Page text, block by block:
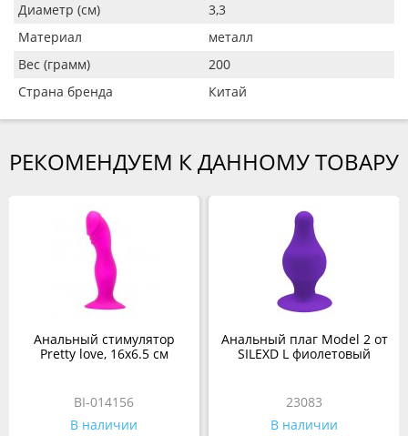
Диаметр (см)
3,3
Материал
металл
Вес (грамм)
200
Страна бренда
Китай
РЕКОМЕНДУЕМ К ДАННОМУ ТОВАРУ
Анальный стимулятор
Pretty love, 16х6.5 см
BI-014156
В наличии
Анальный плаг Model 2 от
SILEXD L фиолетовый
23083
В наличии